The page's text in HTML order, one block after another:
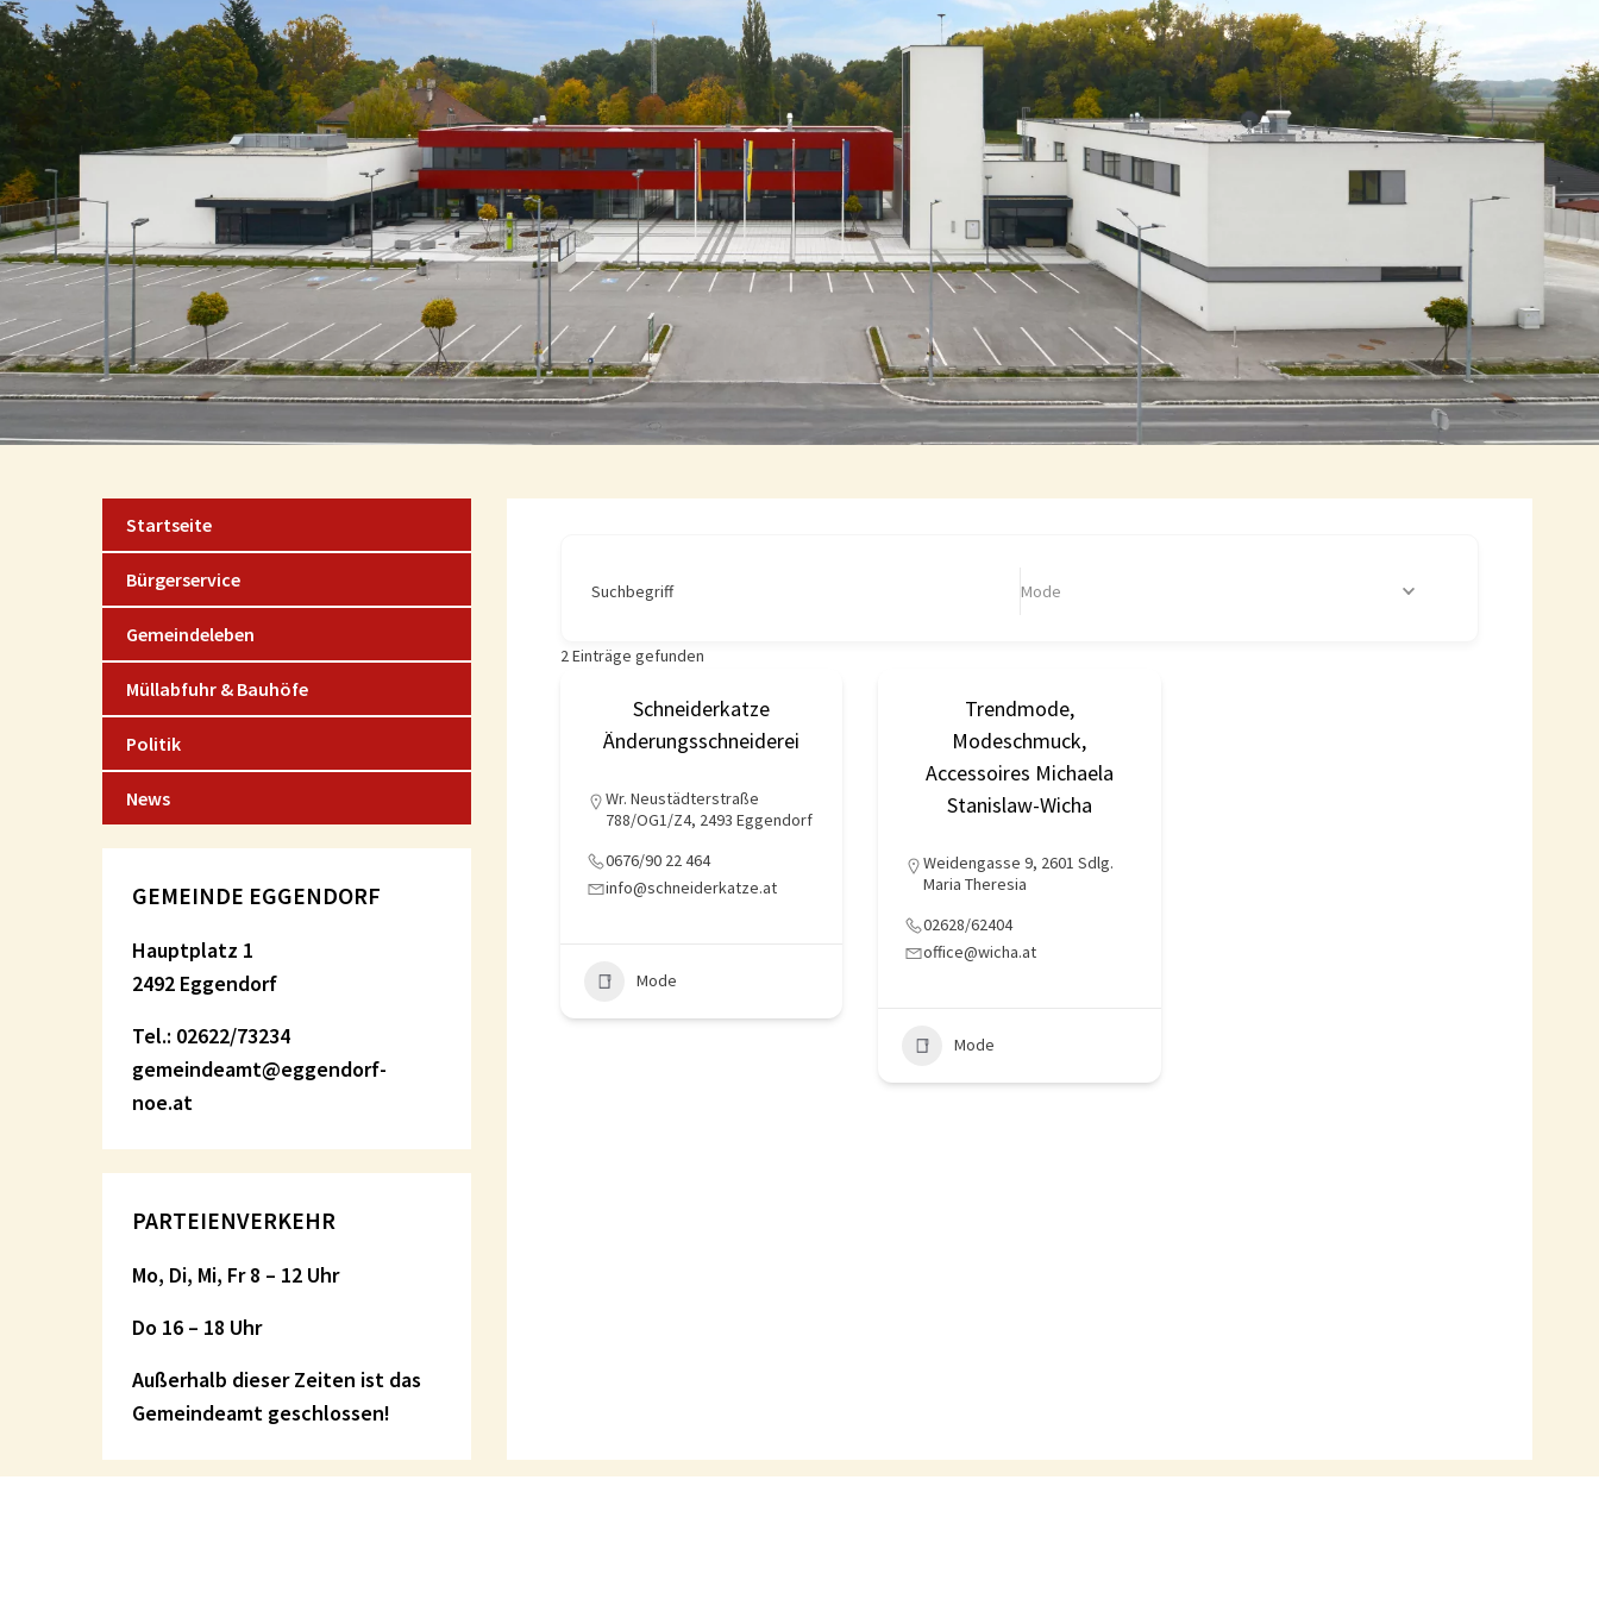
Startseite
Bürgerservice
Gemeindeleben
Müllabfuhr & Bauhöfe
Politik
News
GEMEINDE EGGENDORF
Hauptplatz 1
2492 Eggendorf
Tel.: 02622/73234
gemeindeamt@eggendorf-
noe.at
PARTEIENVERKEHR
Mo, Di, Mi, Fr 8 – 12 Uhr
Do 16 – 18 Uhr
Außerhalb dieser Zeiten ist das
Gemeindeamt geschlossen!
Suchbegriff Mode
2 Einträge gefunden
Schneiderkatze
Änderungsschneiderei
Wr. Neustädterstraße
788/OG1/Z4, 2493 Eggendorf
0676/90 22 464
info@schneiderkatze.at
Mode
Trendmode,
Modeschmuck,
Accessoires Michaela
Stanislaw-Wicha
Weidengasse 9, 2601 Sdlg.
Maria Theresia
02628/62404
office@wicha.at
Mode